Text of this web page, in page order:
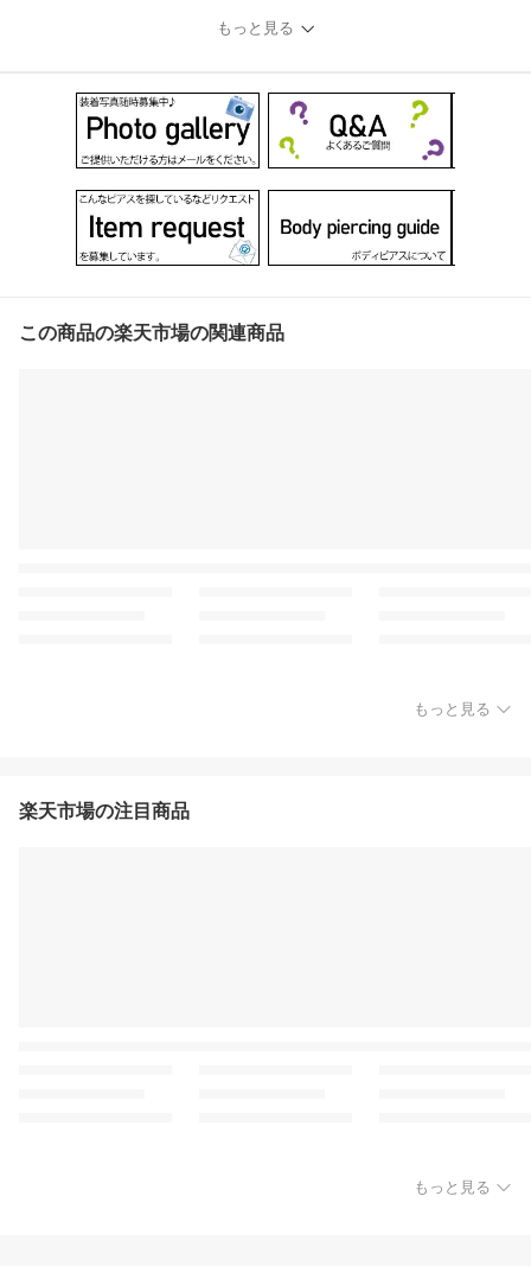
もっと見る
この商品の楽天市場の関連商品
もっと見る
楽天市場の注目商品
もっと見る